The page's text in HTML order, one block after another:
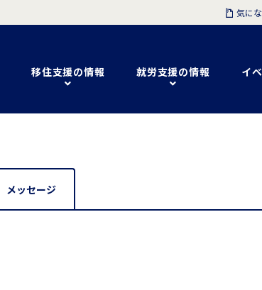
移住支援の情報 就労支援の情報 イ
気に
メッセージ